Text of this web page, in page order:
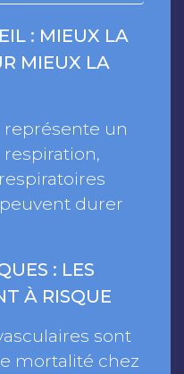
: MIEUX LA
MIEUX LA
représente un
durer
: LES
À RISQUE
sont
mortalité chez